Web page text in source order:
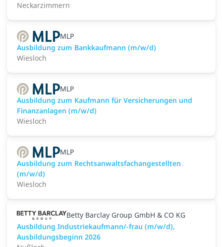
Neckarzimmern
MLP
Ausbildung zum Bankkaufmann (m/w/d)
Wiesloch
MLP
Ausbildung zum Kaufmann für Versicherungen und
Finanzanlagen (m/w/d)
Wiesloch
MLP
Ausbildung zum Rechtsanwaltsfachangestellten
(m/w/d)
Wiesloch
Betty Barclay Group GmbH & CO KG
Ausbildung Industriekaufmann/-frau (m/w/d),
Ausbildungsbeginn 2026